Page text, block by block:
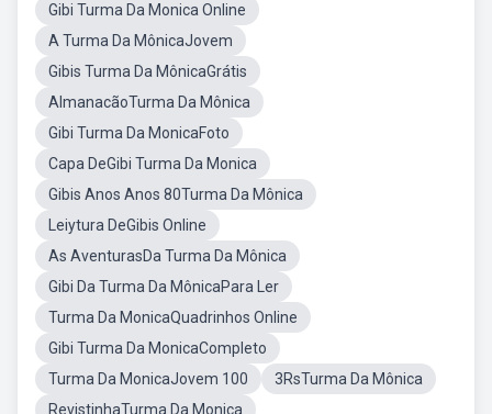
Gibi Turma Da Monica Online
A Turma Da MônicaJovem
Gibis Turma Da MônicaGrátis
AlmanacãoTurma Da Mônica
Gibi Turma Da MonicaFoto
Capa DeGibi Turma Da Monica
Gibis Anos Anos 80Turma Da Mônica
Leiytura DeGibis Online
As AventurasDa Turma Da Mônica
Gibi Da Turma Da MônicaPara Ler
Turma Da MonicaQuadrinhos Online
Gibi Turma Da MonicaCompleto
Turma Da MonicaJovem 100
3RsTurma Da Mônica
RevistinhaTurma Da Monica